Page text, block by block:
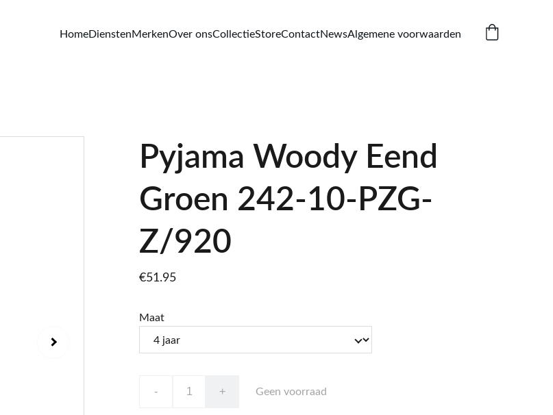
HomeDienstenMerkenOver onsCollectieStoreContactNewsAlgemene voorwaarden
Pyjama Woody Eend
Groen 242-10-PZG-
Z/920
€51.95
Maat
- + Geen voorraad